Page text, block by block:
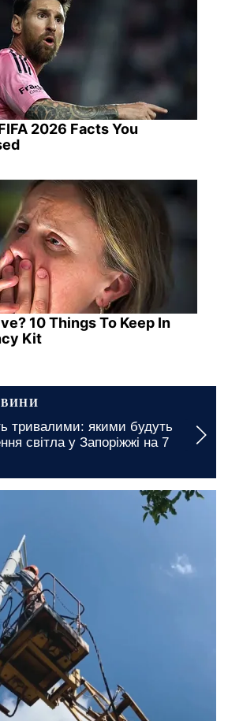
2026 Facts You
10 Things To Keep In
Kit
якими будуть
Запоріжжі на 7
У
без світла: